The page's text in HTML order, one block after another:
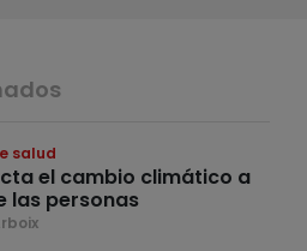
salud
el cambio climático a
las personas